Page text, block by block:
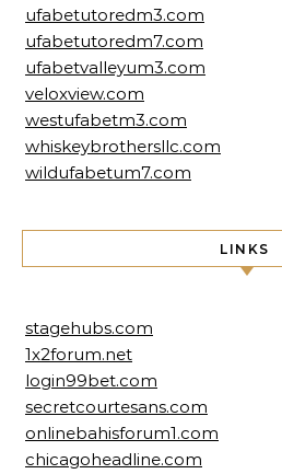
ufabetutoredm3.com
ufabetutoredm7.com
ufabetvalleyum3.com
veloxview.com
westufabetm3.com
whiskeybrothersllc.com
wildufabetum7.com
LINKS
stagehubs.com
1x2forum.net
login99bet.com
secretcourtesans.com
onlinebahisforum1.com
chicagoheadline.com